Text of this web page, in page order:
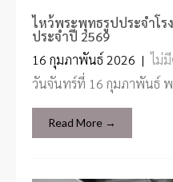
ไหว้พระพุทธรูปประจำโร
ประจำปี 2569
16 กุมภาพันธ์ 2026 | ไม่
วันจันทร์ที่ 16 กุมภาพันธ์
Read More →